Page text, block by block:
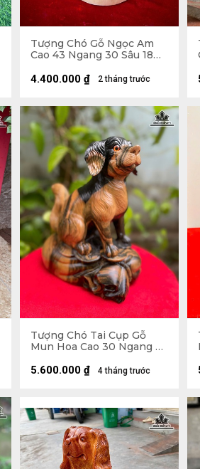
Tượng Chó Gỗ Ngọc Am
Cao 43 Ngang 30 Sâu 18
2 tháng trước
4.400.000 ₫
Tượng Chó Tai Cụp Gỗ
Mun Hoa Cao 30 Ngang 25
4 tháng trước
5.600.000 ₫